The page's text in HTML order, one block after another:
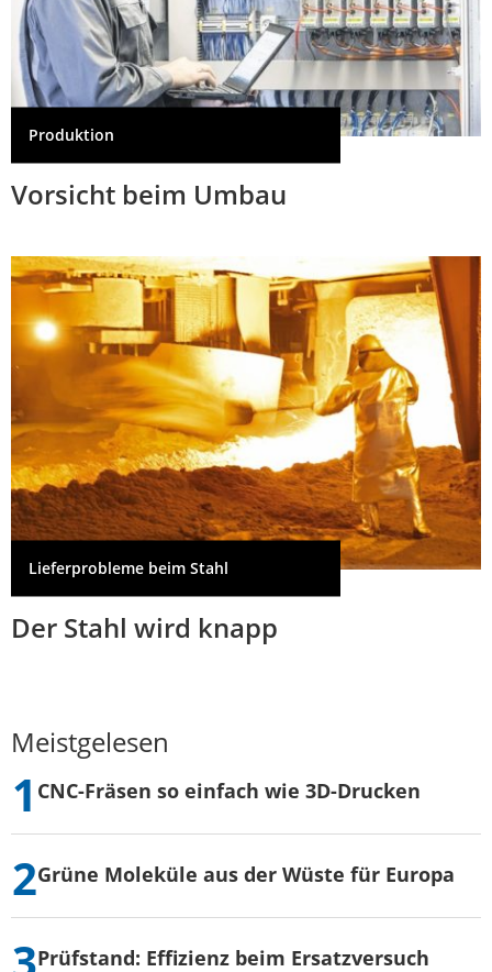
Produktion
Vorsicht beim Umbau
Lieferprobleme beim Stahl
Der Stahl wird knapp
Meistgelesen
CNC-Fräsen so einfach wie 3D-Drucken
Grüne Moleküle aus der Wüste für Europa
Prüfstand: Effizienz beim Ersatzversuch